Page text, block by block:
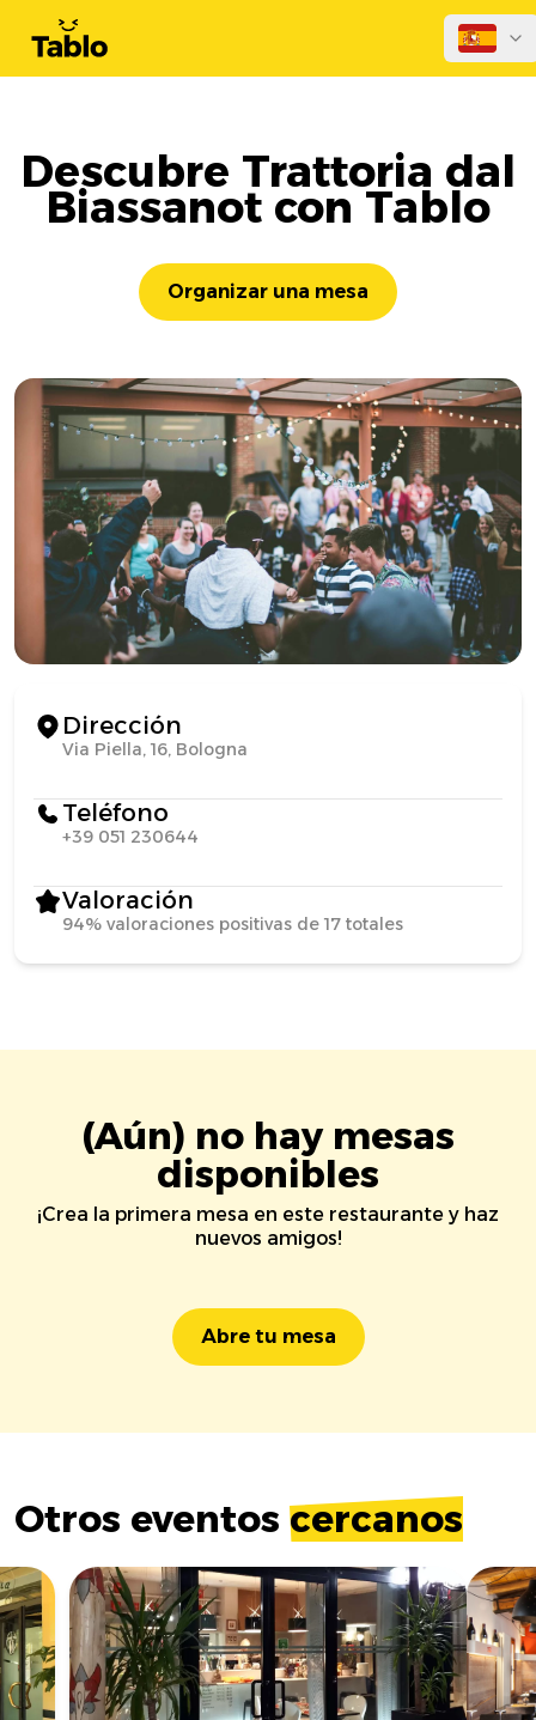
Descubre Trattoria dal
Biassanot con Tablo
Organizar una mesa
Dirección
Via Piella, 16, Bologna
Teléfono
+39 051 230644
Valoración
94% valoraciones positivas de 17 totales
(Aún) no hay mesas
disponibles
¡Crea la primera mesa en este restaurante y haz
nuevos amigos!
Abre tu mesa
Otros eventos cercanos